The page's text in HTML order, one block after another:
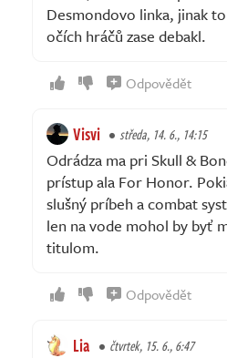
Desmondovo linka, jinak
očích hráčů zase debakl.
Odpovědět
Visvi středa, 14. 6., 14:15
Odrádza ma pri Skull &
prístup ala For Honor.
slušný príbeh a combat
len na vode mohol by byť
titulom.
Odpovědět
Lia čtvrtek, 15. 6., 6:47